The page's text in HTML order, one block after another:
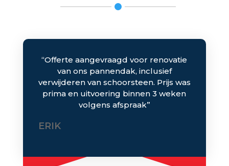
“Offerte aangevraagd voor renovatie
van ons pannendak, inclusief
verwijderen van schoorsteen. Prijs was
prima en uitvoering binnen 3 weken
volgens afspraak”
ERIK